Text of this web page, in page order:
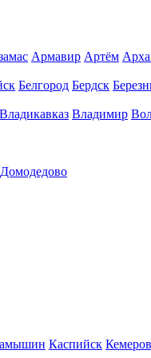
Армавир Артём
Белгород Бердск
Владикавказ Владимир
Домодедово
Каспийск